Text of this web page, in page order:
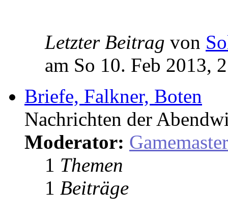
Letzter Beitrag von
am So 10. Feb 2013,
Briefe, Falkner, Boten
Nachrichten der
Moderator: Gamemaster
1 Themen
1 Beiträge